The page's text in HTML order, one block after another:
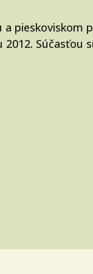
a pieskoviskom
2012. Súčasťou